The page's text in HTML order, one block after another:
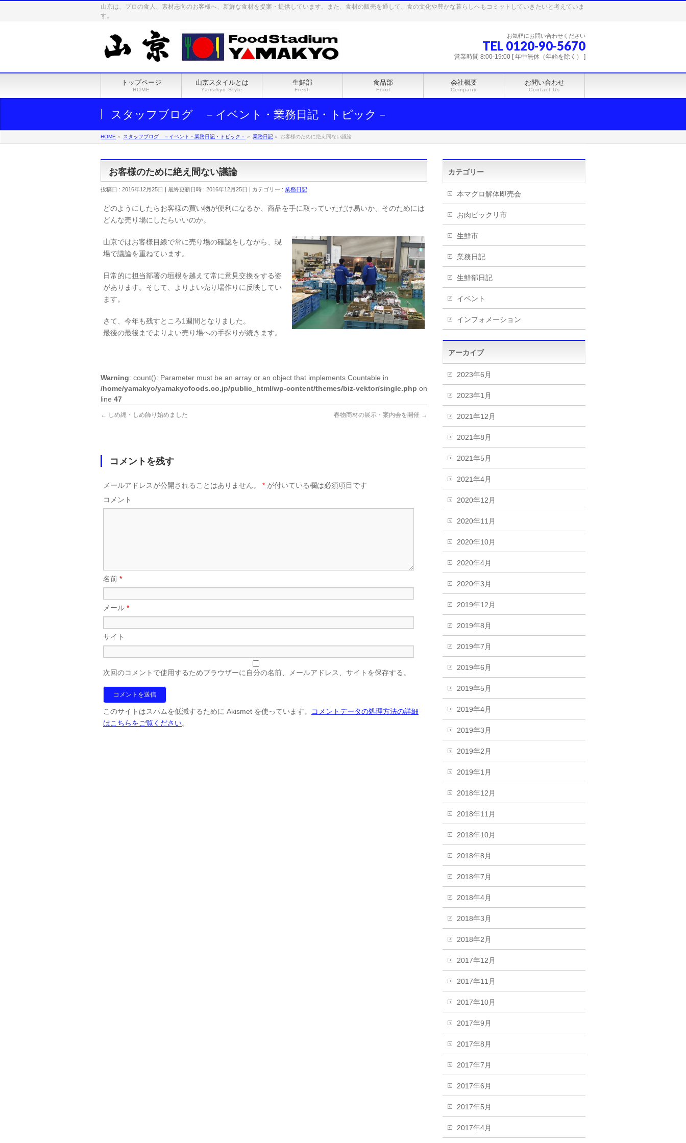
山京は、プロの食人、素材志向のお客様へ、新鮮な食材を提案・提供しています。また、食材の販売を通して、食の文化や豊かな暮らしへもコミットしていきたいと考えていま
す。
お気軽にお問い合わせください
TEL 0120-90-5670
営業時間 8:00-19:00 [ 年中無休（年始を除く） ]
トップページ
HOME
山京スタイルとは
Yamakyo Style
生鮮部
Fresh
食品部
Food
会社概要
Company
お問い合わせ
Contact Us
スタッフブログ －イベント・業務日記・トピック－
HOME » スタッフブログ －イベント・業務日記・トピック－ » 業務日記 » お客様のために絶え間ない議論
お客様のために絶え間ない議論
投稿日 : 2016年12月25日 最終更新日時 : 2016年12月25日 カテゴリー : 業務日記
どのようにしたらお客様の買い物が便利になるか、商品を手に取っていただけ易いか、そのためには
どんな売り場にしたらいいのか。
山京ではお客様目線で常に売り場の確認をしながら、現
場で議論を重ねています。
日常的に担当部署の垣根を越えて常に意見交換をする姿
があります。そして、よりよい売り場作りに反映してい
ます。
さて、今年も残すところ1週間となりました。
最後の最後までよりよい売り場への手探りが続きます。
Warning: count(): Parameter must be an array or an object that implements Countable in
/home/yamakyo/yamakyofoods.co.jp/public_html/wp-content/themes/biz-vektor/single.php on
line 47
← しめ縄・しめ飾り始めました 春物商材の展示・案内会を開催 →
コメントを残す
メールアドレスが公開されることはありません。 * が付いている欄は必須項目です
コメント
名前 *
メール *
サイト
次回のコメントで使用するためブラウザーに自分の名前、メールアドレス、サイトを保存する。
このサイトはスパムを低減するために Akismet を使っています。
コメントデータの処理方法の詳細
はこちらをご覧ください。
カテゴリー
本マグロ解体即売会
お肉ビックリ市
生鮮市
業務日記
生鮮部日記
イベント
インフォメーション
アーカイブ
2023年6月
2023年1月
2021年12月
2021年8月
2021年5月
2021年4月
2020年12月
2020年11月
2020年10月
2020年4月
2020年3月
2019年12月
2019年8月
2019年7月
2019年6月
2019年5月
2019年4月
2019年3月
2019年2月
2019年1月
2018年12月
2018年11月
2018年10月
2018年8月
2018年7月
2018年4月
2018年3月
2018年2月
2017年12月
2017年11月
2017年10月
2017年9月
2017年8月
2017年7月
2017年6月
2017年5月
2017年4月